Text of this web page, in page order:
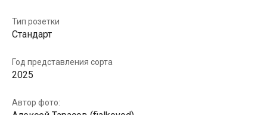
Тип розетки
Стандарт
Год представления сорта
2025
Автор фото: